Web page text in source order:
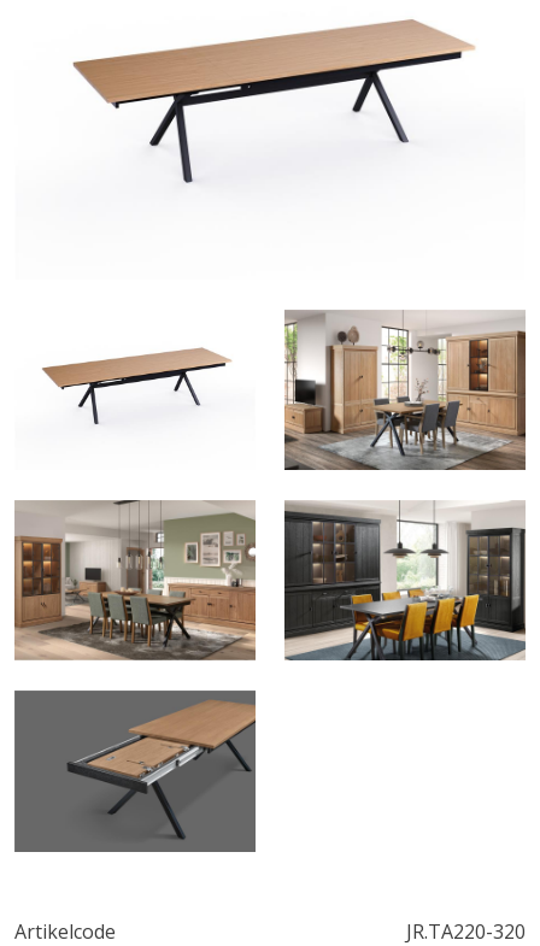
Artikelcode JR.TA220-320